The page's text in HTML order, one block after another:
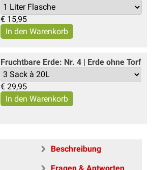
€ 15,95
Fruchtbare Erde: Nr. 4 | Erde ohne Torf
€ 29,95
Beschreibung
Fragen & Antworten